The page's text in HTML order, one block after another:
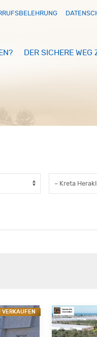
DER SICHERE
VERKAUFEN